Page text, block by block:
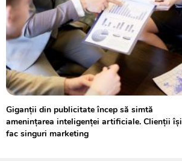
Giganţii din publicitate încep să simtă
ameninţarea inteligenţei artificiale. Clienţii își
fac singuri marketing